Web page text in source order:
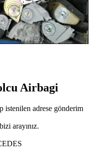
Airbagi
istenilen adrese gönderim
arayınız.